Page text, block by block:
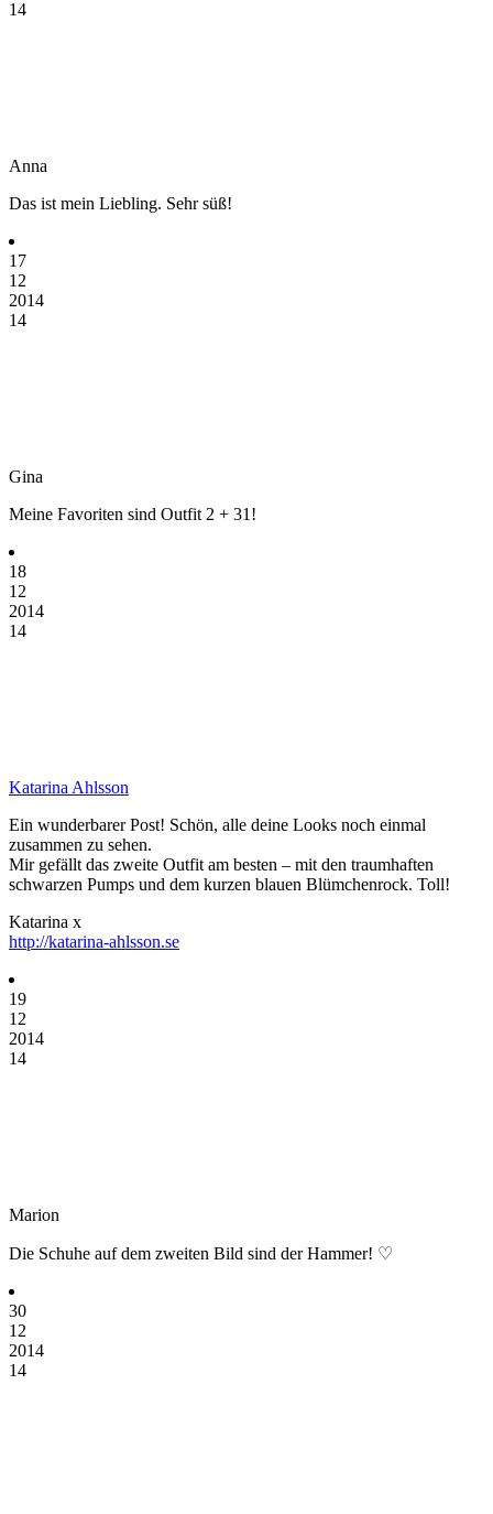
14
Anna
Das ist mein Liebling. Sehr süß!
17
12
2014
14
Gina
Meine Favoriten sind Outfit 2 + 31!
18
12
2014
14
Katarina Ahlsson
Ein wunderbarer Post! Schön, alle deine Looks noch einmal
zusammen zu sehen.
Mir gefällt das zweite Outfit am besten – mit den traumhaften
schwarzen Pumps und dem kurzen blauen Blümchenrock. Toll!
Katarina x
http://katarina-ahlsson.se
19
12
2014
14
Marion
Die Schuhe auf dem zweiten Bild sind der Hammer! ♡
30
12
2014
14